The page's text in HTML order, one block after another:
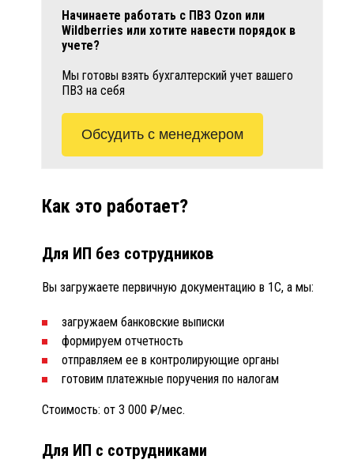
Начинаете работать с ПВЗ Ozon или
Wildberries или хотите навести порядок в
учете?
Мы готовы взять бухгалтерский учет вашего
ПВЗ на себя
Обсудить с менеджером
Как это работает?
Для ИП без сотрудников
Вы загружаете первичную документацию в 1С, а мы:
загружаем банковские выписки
формируем отчетность
отправляем ее в контролирующие органы
готовим платежные поручения по налогам
Стоимость: от 3 000 ₽/мес.
Для ИП с сотрудниками